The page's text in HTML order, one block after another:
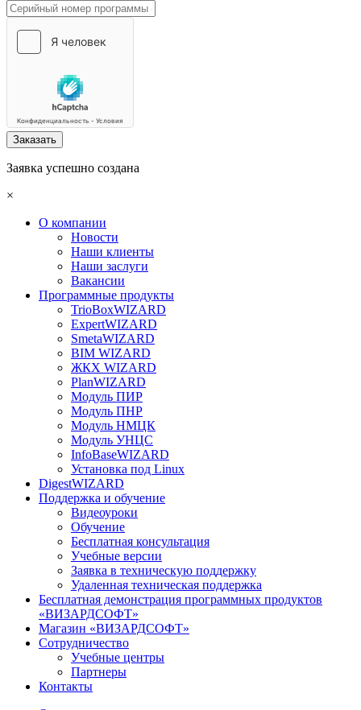
Заказать
Заявка успешно создана
×
О компании
Новости
Наши клиенты
Наши заслуги
Вакансии
Программные продукты
TrioBoxWIZARD
ExpertWIZARD
SmetaWIZARD
BIM WIZARD
ЖКХ WIZARD
PlanWIZARD
Модуль ПИР
Модуль ПНР
Модуль НМЦК
Модуль УНЦС
InfoBaseWIZARD
Установка под Linux
DigestWIZARD
Поддержка и обучение
Видеоуроки
Обучение
Бесплатная консультация
Учебные версии
Заявка в техническую поддержку
Удаленная техническая поддержка
Бесплатная демонстрация программных продуктов
«ВИЗАРДСОФТ»
Магазин «ВИЗАРДСОФТ»
Сотрудничество
Учебные центры
Партнеры
Контакты